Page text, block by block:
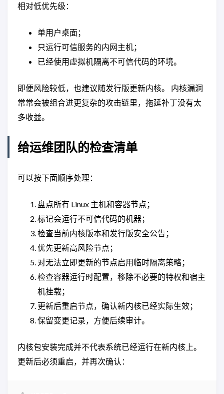
相对低优先级：
单用户桌面；
只运行可信服务的内网主机；
已经使用虚拟机隔离不可信代码的环境。
即便风险较低，也建议随发行版更新内核。 内核漏洞
常常会被组合进更复杂的攻击链里，拖延补丁没有太
多收益。
给运维团队的检查清单
可以按下面顺序处理：
盘点所有 Linux 主机和容器节点；
标记会运行不可信代码的机器；
检查当前内核版本和发行版安全公告；
优先更新高风险节点；
对无法立即更新的节点启用临时隔离策略；
检查容器运行时配置，移除不必要的特权和宿主
机挂载；
更新后重启节点，确认新内核已经实际生效；
保留变更记录，方便后续审计。
内核包安装完成并不代表系统已经运行在新内核上。
更新后必须重启，并再次确认：